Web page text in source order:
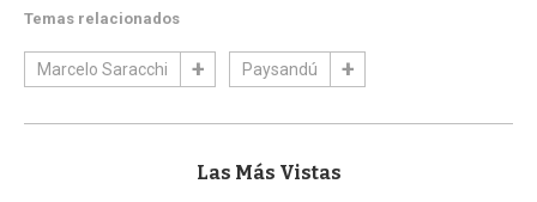
Temas relacionados
Marcelo Saracchi Paysandú
Las Más Vistas